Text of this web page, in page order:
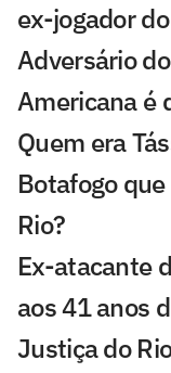
ex-jogador
Adversário
Americana é
Quem era
Botafogo
Rio?
Ex-atacante
aos 41 anos
Justiça do